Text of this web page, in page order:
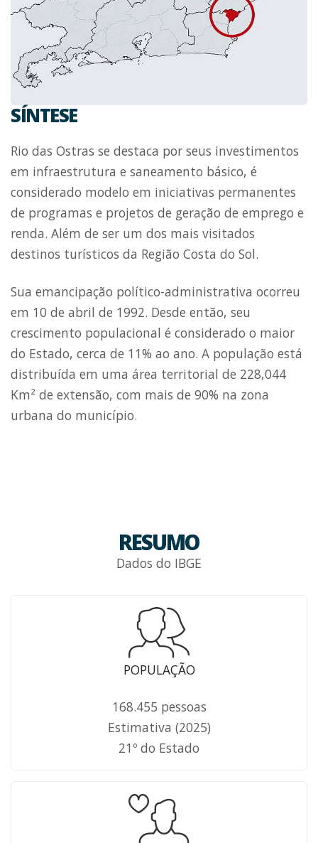
SÍNTESE
Rio das Ostras se destaca por seus investimentos
em infraestrutura e saneamento básico, é
considerado modelo em iniciativas permanentes
de programas e projetos de geração de emprego e
renda. Além de ser um dos mais visitados
destinos turísticos da Região Costa do Sol.
Sua emancipação político-administrativa ocorreu
em 10 de abril de 1992. Desde então, seu
crescimento populacional é considerado o maior
do Estado, cerca de 11% ao ano. A população está
distribuída em uma área territorial de 228,044
Km² de extensão, com mais de 90% na zona
urbana do município.
RESUMO
Dados do IBGE
POPULAÇÃO
168.455 pessoas
Estimativa (2025)
21º do Estado